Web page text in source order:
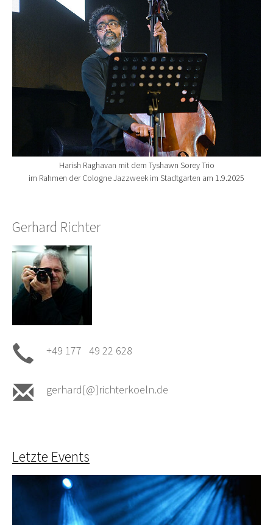
Harish Raghavan mit dem Tyshawn Sorey Trio
im Rahmen der Cologne Jazzweek im Stadtgarten am 1.9.2025
Gerhard Richter
+49 177 49 22 628
gerhard[@]richterkoeln.de
Letzte Events